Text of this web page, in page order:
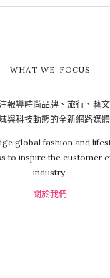
WHAT WE FOCUS
報導時尚品牌、旅行、藝
與科技動態的全新網路媒體
global fashion and
to inspire the customer
industry.
關於我們